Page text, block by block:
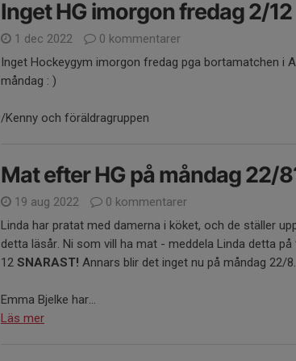
Inget HG imorgon fredag 2/12
1 dec 2022
0 kommentarer
Inget Hockeygym imorgon fredag pga bortamatchen i
måndag : )
/Kenny och föräldragruppen
Mat efter HG på måndag 22/
19 aug 2022
0 kommentarer
Linda har pratat med damerna i köket, och de ställer
detta läsår. Ni som vill ha mat - meddela Linda detta på
12 SNARAST! Annars blir det inget nu på måndag 22/8.
Emma Bjelke har...
Läs mer